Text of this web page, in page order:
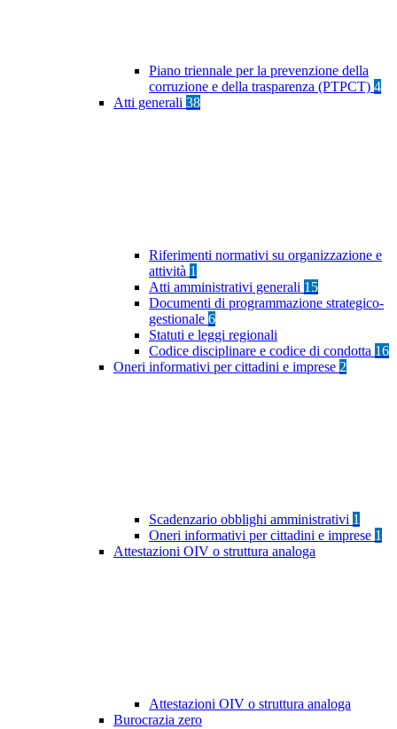
Piano triennale per la prevenzione della
corruzione e della trasparenza (PTPCT) 4
Atti generali 38
Riferimenti normativi su organizzazione e
attività 1
Atti amministrativi generali 15
Documenti di programmazione strategico-
gestionale 6
Statuti e leggi regionali
Codice disciplinare e codice di condotta 16
Oneri informativi per cittadini e imprese 2
Scadenzario obblighi amministrativi 1
Oneri informativi per cittadini e imprese 1
Attestazioni OIV o struttura analoga
Attestazioni OIV o struttura analoga
Burocrazia zero